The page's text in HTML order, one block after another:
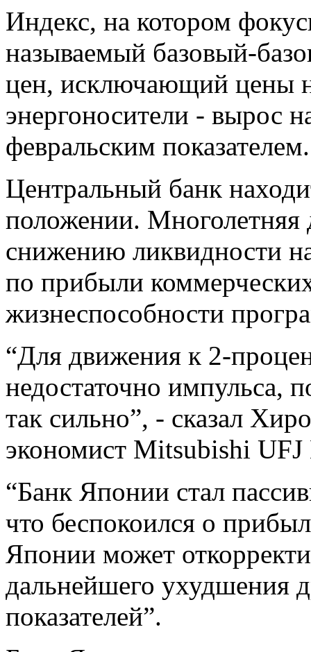
Индекс, на котором
называемый базовый-
цен, исключающий цены
энергоносители - вырос
февральским показателем.
Центральный банк
положении. Многолетняя
снижению ликвидности
по прибыли
жизнеспособности
“Для движения к 2-
недостаточно импульса,
так сильно”, - сказал
экономист Mitsubishi
“Банк Японии стал
что беспокоился о
Японии может
дальнейшего ухудшения
показателей”.